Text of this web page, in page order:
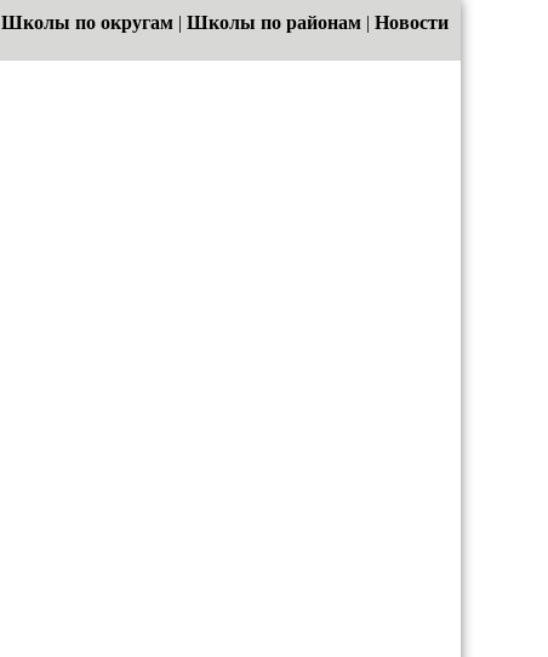
Школы по округам | Школы по районам | Новости